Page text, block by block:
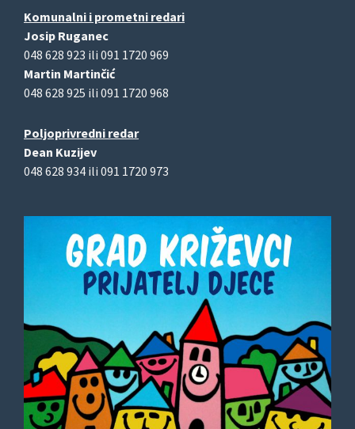
Komunalni i prometni redari
Josip Ruganec
048 628 923 ili 091 1720 969
Martin Martinčić
048 628 925 ili 091 1720 968
Poljoprivredni redar
Dean Kuzijev
048 628 934 ili 091 1720 973